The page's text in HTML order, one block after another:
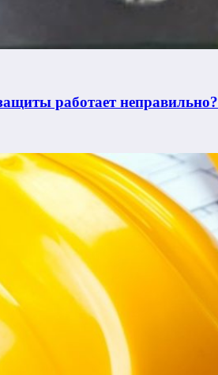
работает неправильно?